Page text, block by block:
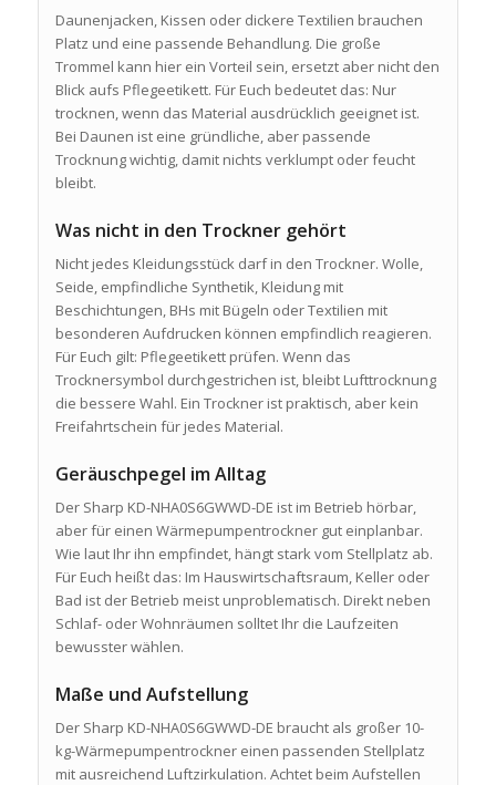
Daunenjacken, Kissen oder dickere Textilien brauchen
Platz und eine passende Behandlung. Die große
Trommel kann hier ein Vorteil sein, ersetzt aber nicht den
Blick aufs Pflegeetikett. Für Euch bedeutet das: Nur
trocknen, wenn das Material ausdrücklich geeignet ist.
Bei Daunen ist eine gründliche, aber passende
Trocknung wichtig, damit nichts verklumpt oder feucht
bleibt.
Was nicht in den Trockner gehört
Nicht jedes Kleidungsstück darf in den Trockner. Wolle,
Seide, empfindliche Synthetik, Kleidung mit
Beschichtungen, BHs mit Bügeln oder Textilien mit
besonderen Aufdrucken können empfindlich reagieren.
Für Euch gilt: Pflegeetikett prüfen. Wenn das
Trocknersymbol durchgestrichen ist, bleibt Lufttrocknung
die bessere Wahl. Ein Trockner ist praktisch, aber kein
Freifahrtschein für jedes Material.
Geräuschpegel im Alltag
Der Sharp KD-NHA0S6GWWD-DE ist im Betrieb hörbar,
aber für einen Wärmepumpentrockner gut einplanbar.
Wie laut Ihr ihn empfindet, hängt stark vom Stellplatz ab.
Für Euch heißt das: Im Hauswirtschaftsraum, Keller oder
Bad ist der Betrieb meist unproblematisch. Direkt neben
Schlaf- oder Wohnräumen solltet Ihr die Laufzeiten
bewusster wählen.
Maße und Aufstellung
Der Sharp KD-NHA0S6GWWD-DE braucht als großer 10-
kg-Wärmepumpentrockner einen passenden Stellplatz
mit ausreichend Luftzirkulation. Achtet beim Aufstellen